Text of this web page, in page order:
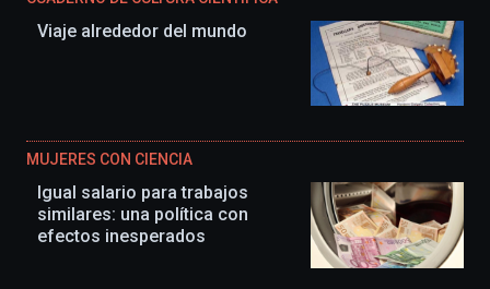
Viaje alrededor del mundo
MUJERES CON CIENCIA
Igual salario para trabajos
similares: una política con
efectos inesperados